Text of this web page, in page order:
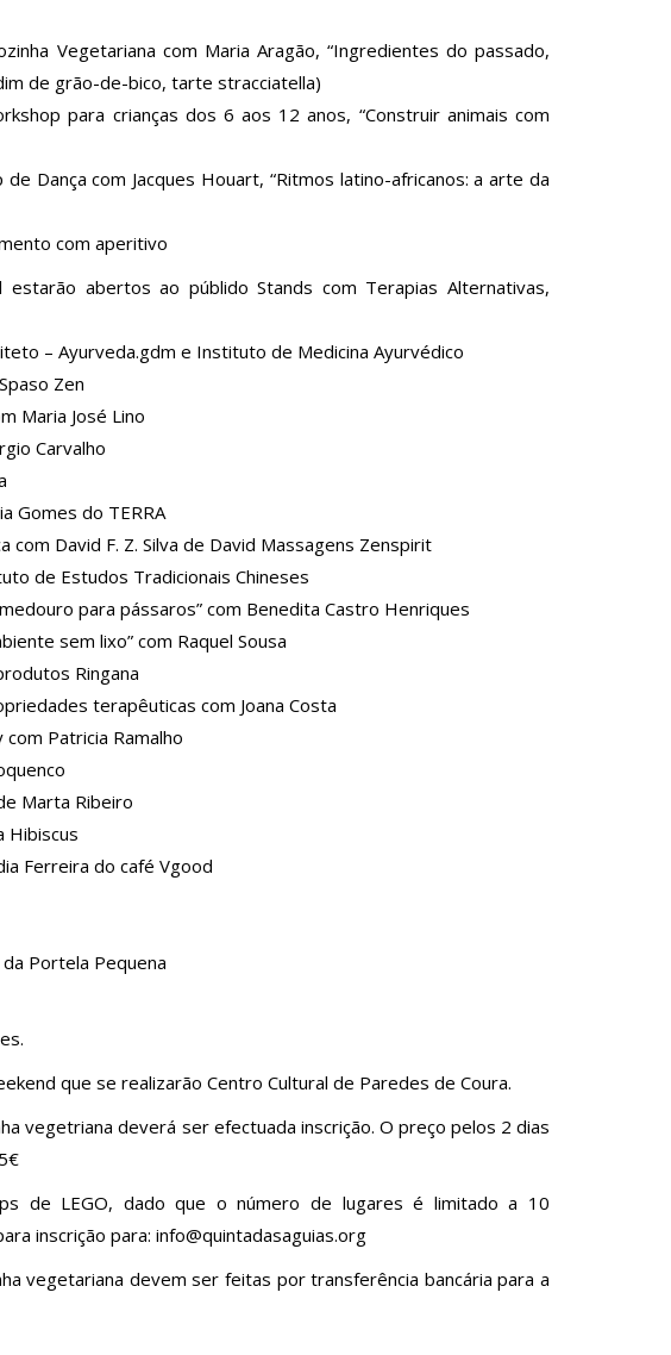
Vegetariana com Maria Aragão, “Ingredientes do passado,
de grão-de-bico, tarte stracciatella)
para crianças dos 6 aos 12 anos, “Construir animais com
Dança com Jacques Houart, “Ritmos latino-africanos: a arte da
com aperitivo
abertos ao públido Stands com Terapias Alternativas,
– Ayurveda.gdm e Instituto de Medicina Ayurvédico
Zen
Maria José Lino
Carvalho
Gomes do TERRA
David F. Z. Silva de David Massagens Zenspirit
de Estudos Tradicionais Chineses
para pássaros” com Benedita Castro Henriques
sem lixo” com Raquel Sousa
Ringana
terapêuticas com Joana Costa
Patricia Ramalho
Marta Ribeiro
Hibiscus
Ferreira do café Vgood
Portela Pequena
que se realizarão Centro Cultural de Paredes de Coura.
vegetriana deverá ser efectuada inscrição. O preço pelos 2 dias
de LEGO, dado que o número de lugares é limitado a 10
inscrição para: info@quintadasaguias.org
vegetariana devem ser feitas por transferência bancária para a